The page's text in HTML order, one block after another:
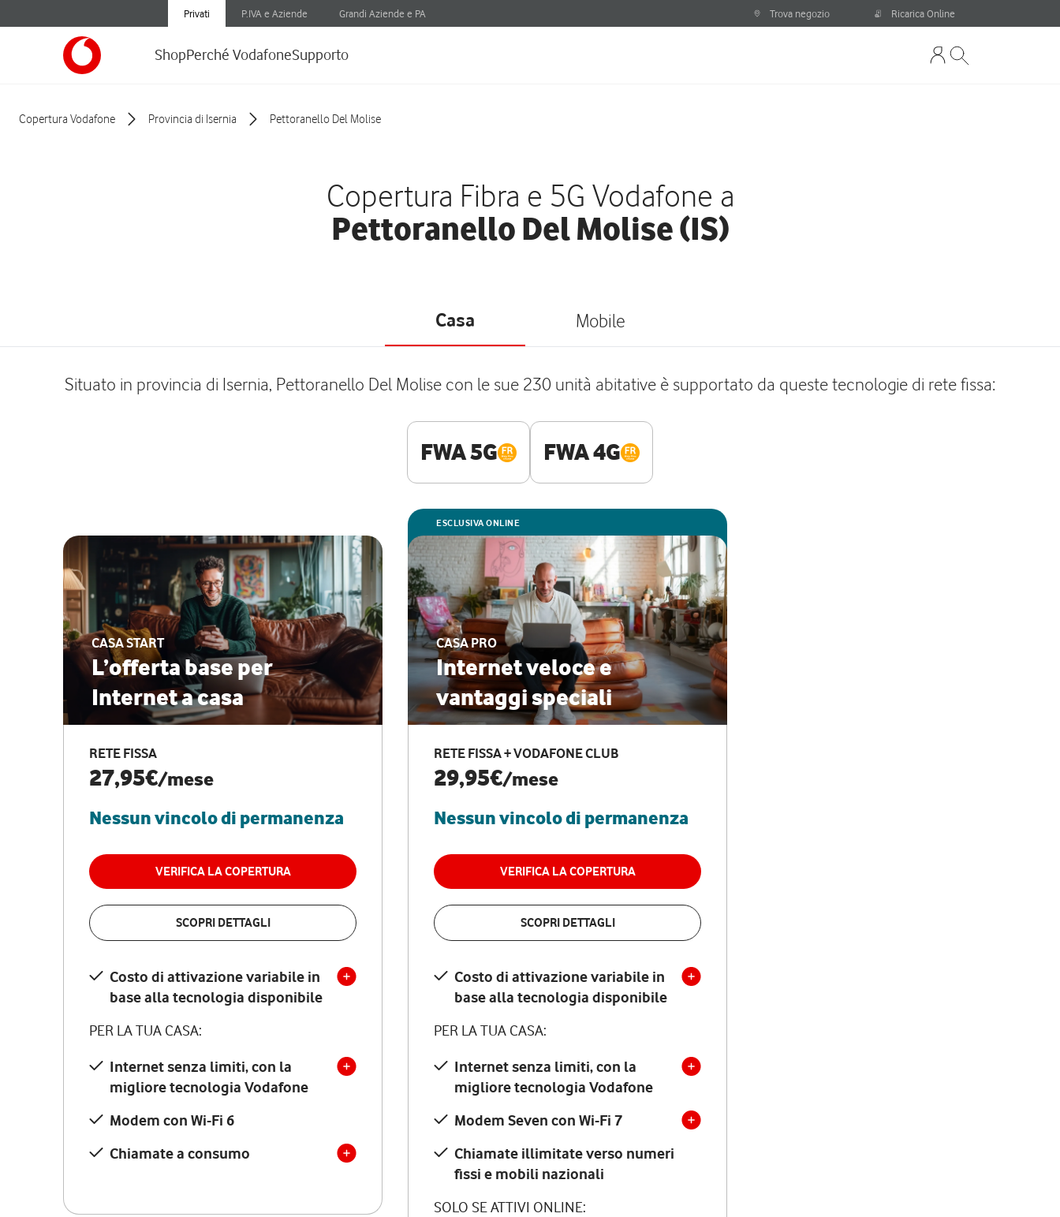
Privati P.IVA e Aziende Grandi Aziende e PA Trova negozio Ricarica Online
ShopPerché VodafoneSupporto
Copertura Vodafone Provincia di Isernia Pettoranello Del Molise
Copertura Fibra e 5G Vodafone a
Pettoranello Del Molise (IS)
Casa Mobile
Situato in provincia di Isernia, Pettoranello Del Molise con le sue 230 unità abitative è supportato da queste tecnologie di rete fissa:
FWA 5G FWA 4G
CASA START
L’offerta base per
Internet a casa
RETE FISSA
27,95€/mese
Nessun vincolo di permanenza
VERIFICA LA COPERTURA
SCOPRI DETTAGLI
Costo di attivazione variabile in
base alla tecnologia disponibile
PER LA TUA CASA:
Internet senza limiti, con la
migliore tecnologia Vodafone
Modem con Wi-Fi 6
Chiamate a consumo
ESCLUSIVA ONLINE
CASA PRO
Internet veloce e
vantaggi speciali
RETE FISSA + VODAFONE CLUB
29,95€/mese
Nessun vincolo di permanenza
VERIFICA LA COPERTURA
SCOPRI DETTAGLI
Costo di attivazione variabile in
base alla tecnologia disponibile
PER LA TUA CASA:
Internet senza limiti, con la
migliore tecnologia Vodafone
Modem Seven con Wi-Fi 7
Chiamate illimitate verso numeri
fissi e mobili nazionali
SOLO SE ATTIVI ONLINE: